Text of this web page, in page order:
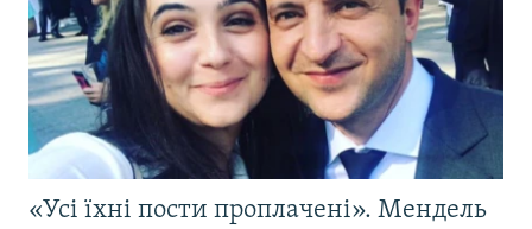
«Усі їхні пости проплачені». Мендель